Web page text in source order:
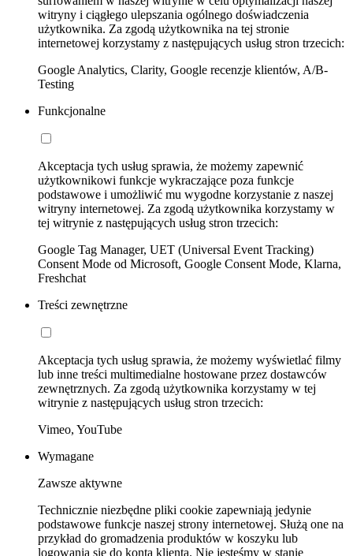
witryny i ciągłego ulepszania ogólnego doświadczenia
użytkownika. Za zgodą użytkownika na tej stronie
internetowej korzystamy z następujących usług stron trzecich:
Google Analytics, Clarity, Google recenzje klientów, A/B-
Testing
Funkcjonalne
Akceptacja tych usług sprawia, że możemy zapewnić
użytkownikowi funkcje wykraczające poza funkcje
podstawowe i umożliwić mu wygodne korzystanie z naszej
witryny internetowej. Za zgodą użytkownika korzystamy w
tej witrynie z następujących usług stron trzecich:
Google Tag Manager, UET (Universal Event Tracking)
Consent Mode od Microsoft, Google Consent Mode, Klarna,
Freshchat
Treści zewnętrzne
Akceptacja tych usług sprawia, że możemy wyświetlać filmy
lub inne treści multimedialne hostowane przez dostawców
zewnętrznych. Za zgodą użytkownika korzystamy w tej
witrynie z następujących usług stron trzecich:
Vimeo, YouTube
Wymagane
Zawsze aktywne
Technicznie niezbędne pliki cookie zapewniają jedynie
podstawowe funkcje naszej strony internetowej. Służą one na
przykład do gromadzenia produktów w koszyku lub
logowania się do konta klienta. Nie jesteśmy w stanie